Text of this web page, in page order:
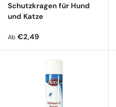
Schutzkragen für Hund
und Katze
Normaler Preis
Ab €2,49